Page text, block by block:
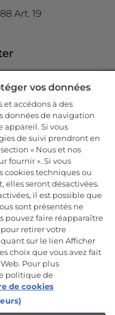
Art. 19
- SIÈGE SOCIAL :
- SIÈGES
snc - 20861
20871 Vimercate (MB) -
- Capital social
numéro d'inscription au
Lodi 04666310158 -
REA : MB-1033934 -
aux activités de
vos données
et accédons à des
données de navigation
appareil. Si vous
de suivi prendront en
« Nous et nos
fournir ». Si vous
cookies techniques ou
elles seront désactivées.
il est possible que
sont présentés ne
pouvez faire réapparaître
retirer votre
sur le lien Afficher
choix que vous avez fait
Pour plus
politique de
de cookies